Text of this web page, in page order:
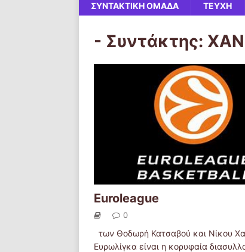
ΣΥΝΤΑΚΤΙΚΗ ΟΜΑΔΑ ΤΕΥΧΗ
- Συντάκτης:
Euroleague
0
των Θοδωρή Κατσαβού και Νίκου
Ευρωλίγκα είναι η κορυφαία